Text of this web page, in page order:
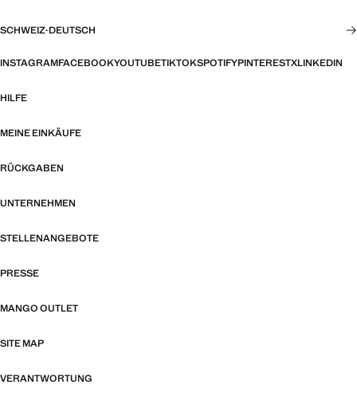
SCHWEIZ·DEUTSCH
INSTAGRAMFACEBOOKYOUTUBETIKTOKSPOTIFYPINTERESTXLINKEDIN
HILFE
MEINE EINKÄUFE
RÜCKGABEN
UNTERNEHMEN
STELLENANGEBOTE
PRESSE
MANGO OUTLET
SITE MAP
VERANTWORTUNG